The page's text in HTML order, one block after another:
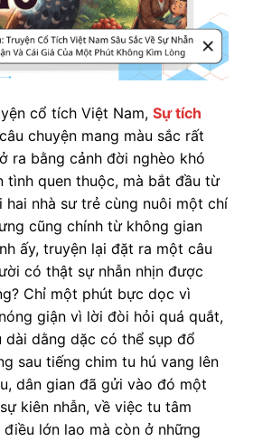
cổ tích Việt Nam, Sự tích
chuyện mang màu sắc rất
ra bằng cảnh đời nghèo khó
tình quen thuộc, mà bắt đầu từ
hai nhà sư trẻ cùng nuôi một chí
cũng chính từ không gian
ấy, truyện lại đặt ra một câu
có thật sự nhẫn nhịn được
Chỉ một phút bực dọc vì
giận vì lời đòi hỏi quá quắt,
dằng dặc có thể sụp đổ
sau tiếng chim tu hú vang lên
dân gian đã gửi vào đó một
kiên nhẫn, về việc tu tâm
lớn lao mà còn ở những